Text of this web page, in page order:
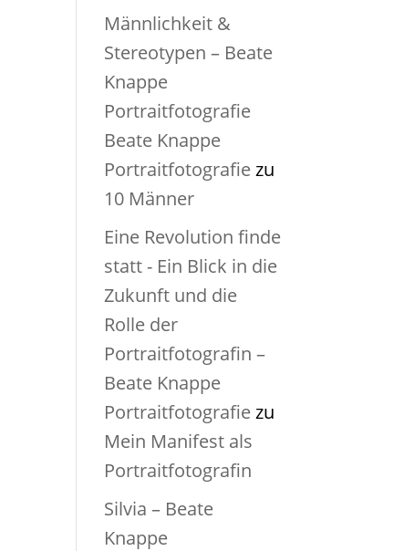
Männlichkeit &
Stereotypen – Beate
Knappe
Portraitfotografie
Beate Knappe
Portraitfotografiezu
10 Männer
Eine Revolution finde
statt - Ein Blick in die
Zukunft und die
Rolle der
Portraitfotografin –
Beate Knappe
Portraitfotografiezu
Mein Manifest als
Portraitfotografin
Silvia – Beate
Knappe